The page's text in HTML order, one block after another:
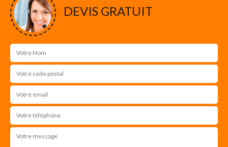
DEVIS GRATUIT